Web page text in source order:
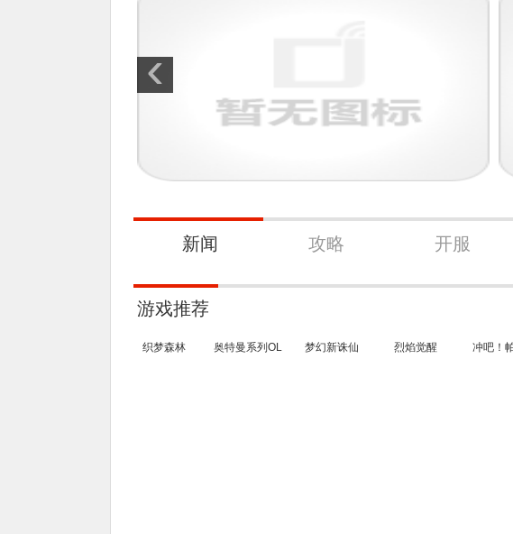
‹
新闻 攻略 开服
游戏推荐
织梦森林 奥特曼系列OL 梦幻新诛仙 烈焰觉醒 冲吧！